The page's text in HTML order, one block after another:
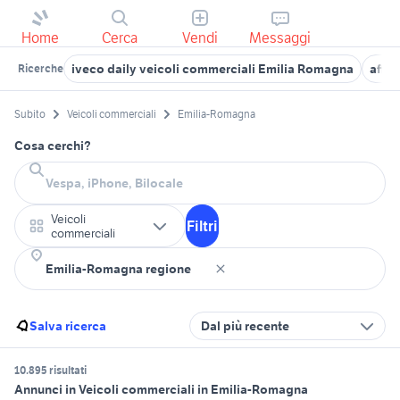
Home Cerca Vendi Messaggi
Ricerche iveco daily veicoli commerciali Emilia Romagna
Subito Veicoli commerciali Emilia-Romagna
Cosa cerchi?
Veicoli
commerciali
Filtri
Salva ricerca Dal più recente
10.895 risultati
Annunci in Veicoli commerciali in Emilia-Romagna